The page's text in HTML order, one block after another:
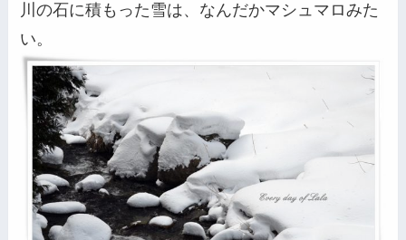
川の石に積もった雪は、なんだかマシュマロみた
い。